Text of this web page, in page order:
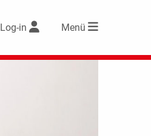
Log-in Menü